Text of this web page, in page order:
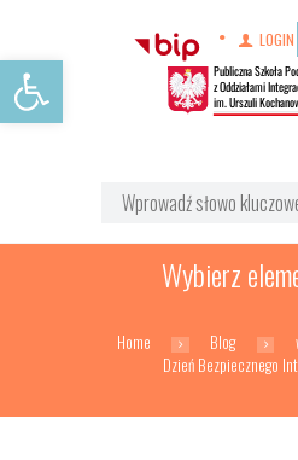
Open toolbar
LOGIN
Wybierz
Home Blog
Dzień Bezpiecznego